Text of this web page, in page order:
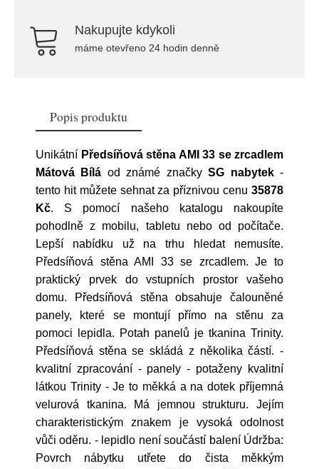
Nakupujte kdykoli
máme otevřeno 24 hodin denně
Popis produktu
Unikátní Předsíňová stěna AMI 33 se zrcadlem
Mátová Bílá od známé značkySG nabytek-
tento hit můžete sehnat za příznivou cenu 35878
Kč. S pomocí našeho katalogu nakoupíte
pohodlně z mobilu, tabletu nebo od počítače.
Lepší nabídku už na trhu hledat nemusíte.
Předsíňová stěna AMI 33 se zrcadlem. Je to
praktický prvek do vstupních prostor vašeho
domu. Předsíňová stěna obsahuje čalouněné
panely, které se montují přímo na stěnu za
pomoci lepidla. Potah panelů je tkanina Trinity.
Předsíňová stěna se skládá z několika částí. -
kvalitní zpracování - panely - potaženy kvalitní
látkou Trinity - Je to měkká a na dotek příjemná
velurová tkanina. Má jemnou strukturu. Jejím
charakteristickým znakem je vysoká odolnost
vůči oděru. - lepidlo není součástí balení Údržba:
Povrch nábytku utřete do čista měkkým